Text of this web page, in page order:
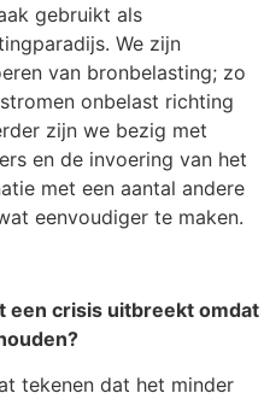
gebruikt als
We zijn
van bronbelasting; zo
onbelast richting
zijn we bezig met
en de invoering van het
met een aantal andere
eenvoudiger te maken.
een crisis uitbreekt omdat
tekenen dat het minder